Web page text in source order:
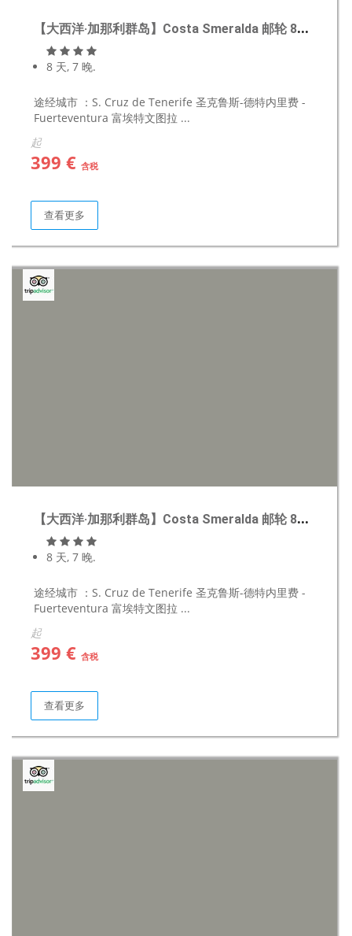
【大西洋·加那利群岛】Costa Smeralda 邮轮 8天7晚
8 天, 7 晚.
途经城市 ：S. Cruz de Tenerife 圣克鲁斯-德特内里费 -
Fuerteventura 富埃特文图拉 ...
起
399 € 含税
查看更多
【大西洋·加那利群岛】Costa Smeralda 邮轮 8天7晚
8 天, 7 晚.
途经城市 ：S. Cruz de Tenerife 圣克鲁斯-德特内里费 -
Fuerteventura 富埃特文图拉 ...
起
399 € 含税
查看更多